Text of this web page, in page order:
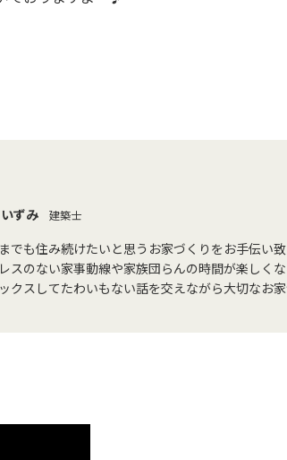
ずみ 建築士
でも住み続けたいと思うお家づくりをお手伝い致
スのない家事動線や家族団らんの時間が楽しく
クスしてたわいもない話を交えながら大切なお